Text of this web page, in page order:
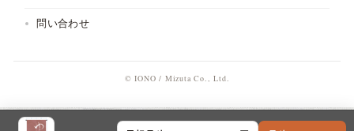
問い合わせ